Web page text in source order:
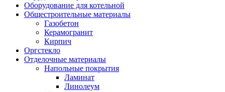
Оборудование для котельной
Общестроительные материалы
Газобетон
Керамогранит
Кирпич
Оргстекло
Отделочные материалы
Напольные покрытия
Ламинат
Линолеум